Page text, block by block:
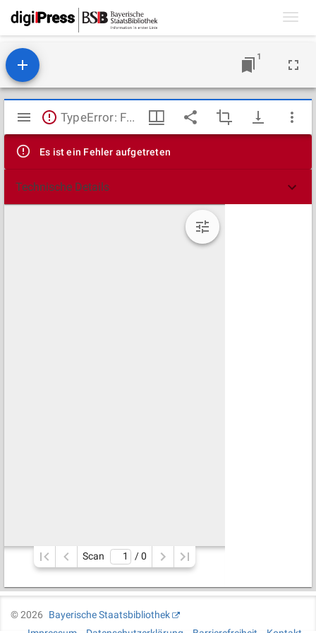
1
Mirador
Viewer
TypeError: Failed to fetch
Es ist ein Fehler aufgetreten
Technische Details
Scan / 0
©2026
Bayerische Staatsbibliothek